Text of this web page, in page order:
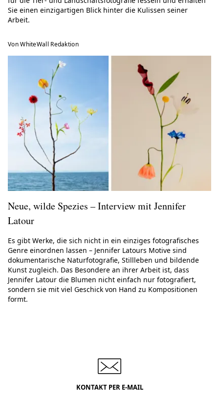
Sie einen einzigartigen Blick hinter die Kulissen seiner
Arbeit.
Von WhiteWall Redaktion
Neue, wilde Spezies – Interview mit Jennifer
Latour
Es gibt Werke, die sich nicht in ein einziges fotografisches
Genre einordnen lassen – Jennifer Latours Motive sind
dokumentarische Naturfotografie, Stillleben und bildende
Kunst zugleich. Das Besondere an ihrer Arbeit ist, dass
Jennifer Latour die Blumen nicht einfach nur fotografiert,
sondern sie mit viel Geschick von Hand zu Kompositionen
formt.
KONTAKT PER E-MAIL